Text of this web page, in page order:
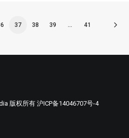
37 38 39 … 41
版权所有 沪ICP备14046707号-4